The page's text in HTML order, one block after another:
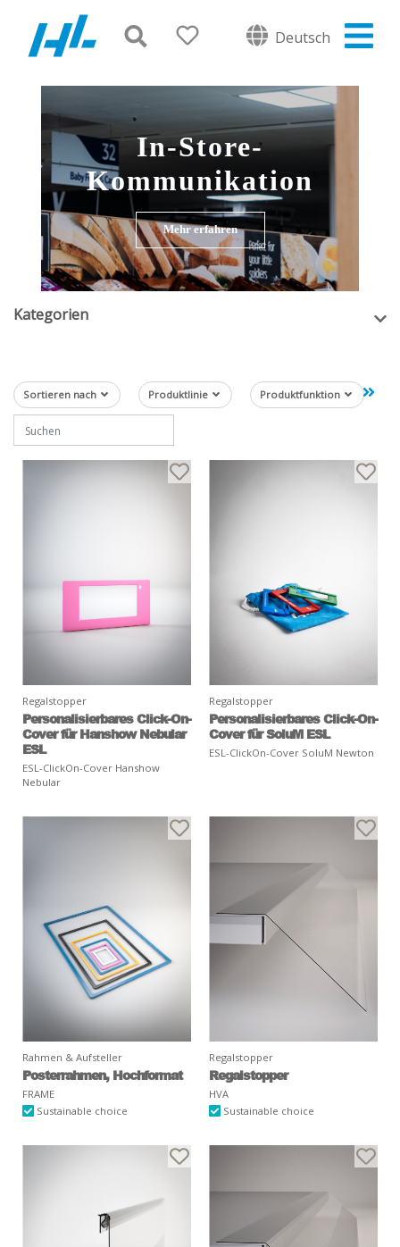
Deutsch
In-Store-
Kommunikation
Mehr erfahren
Kategorien
Sortieren nach Produktlinie Produktfunktion
Regalstopper
Personalisierbares Click-On-
Cover für Hanshow Nebular
ESL
ESL-ClickOn-Cover Hanshow
Nebular
Regalstopper
Personalisierbares Click-On-
Cover für SoluM ESL
ESL-ClickOn-Cover SoluM Newton
Rahmen & Aufsteller
Posterrahmen, Hochformat
FRAME
Sustainable choice
Regalstopper
Regalstopper
HVA
Sustainable choice